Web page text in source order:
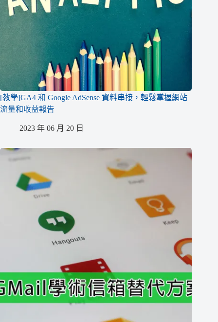
[教學]GA4 和 Google AdSense 資料串接，輕鬆掌握網站
流量和收益報告
2023 年 06 月 20 日